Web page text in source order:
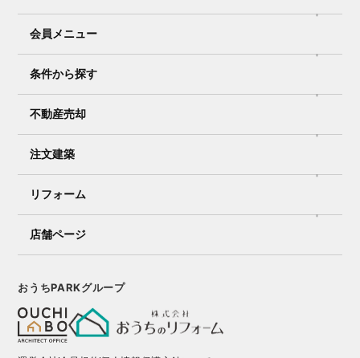
会員メニュー
条件から探す
不動産売却
注文建築
リフォーム
店舗ページ
おうちPARKグループ